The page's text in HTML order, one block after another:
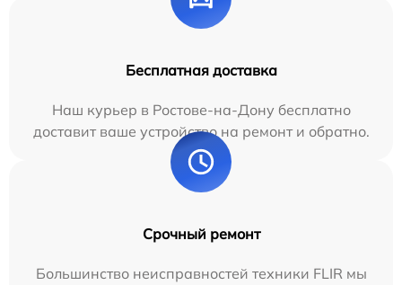
Бесплатная доставка
Наш курьер в Ростове-на-Дону бесплатно
доставит ваше устройство на ремонт и обратно.
Срочный ремонт
Большинство неисправностей техники FLIR мы